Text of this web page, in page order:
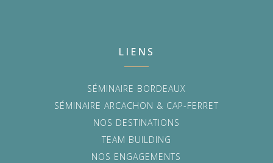
LIENS
SÉMINAIRE BORDEAUX
SÉMINAIRE ARCACHON & CAP-FERRET
NOS DESTINATIONS
TEAM BUILDING
NOS ENGAGEMENTS